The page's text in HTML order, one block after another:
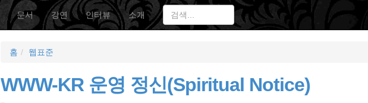
문서 강연 인터뷰 소개
홈 웹표준
WWW-KR 운영 정신(Spiritual Notice)